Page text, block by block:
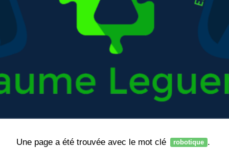
Une page a été trouvée avec le mot clé robotique .